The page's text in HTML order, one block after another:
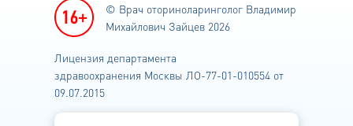
© Врач оториноларинголог Владимир
Михайлович Зайцев 2026
Лицензия департамента
здравоохранения Москвы ЛО-77-01-010554 от
09.07.2015